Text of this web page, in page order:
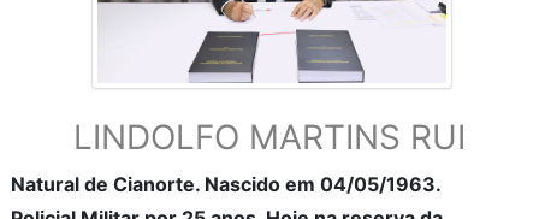
LINDOLFO MARTINS RUI
Natural de Cianorte. Nascido em 04/05/1963.